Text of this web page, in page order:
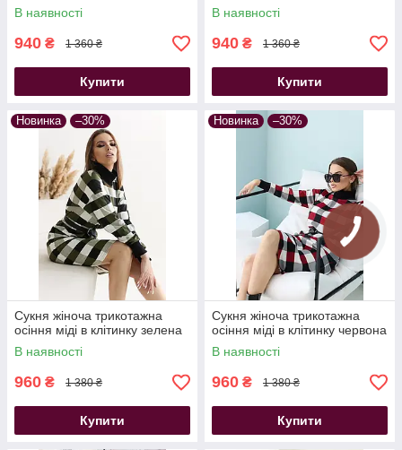
В наявності
940 ₴ 1 360 ₴
Купити
В наявності
940 ₴ 1 360 ₴
Купити
Новинка –30%
Сукня жіноча трикотажна
осіння міді в клітинку зелена
В наявності
960 ₴ 1 380 ₴
Купити
Новинка –30%
Сукня жіноча трикотажна
осіння міді в клітинку червона
В наявності
960 ₴ 1 380 ₴
Купити